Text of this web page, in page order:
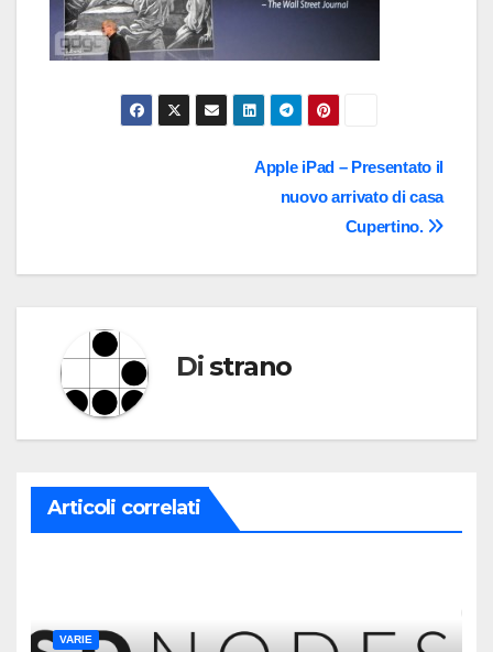
NavigazioneApple iPad – Presentato il
nuovo arrivato di casa
Cupertino.
Distrano
Articoli correlati
VARIE